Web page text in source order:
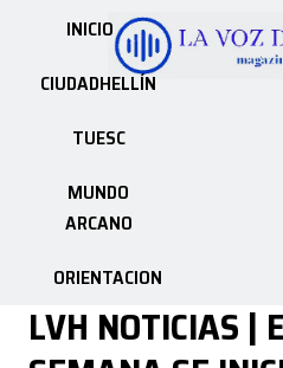
INICIO
CIUDADHELLÍN
TUESC
MUNDO
ARCANO
ORIENTACION
LVH NOTICIAS |